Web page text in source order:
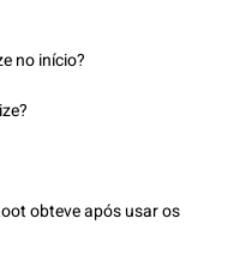
no início?
obteve após usar os